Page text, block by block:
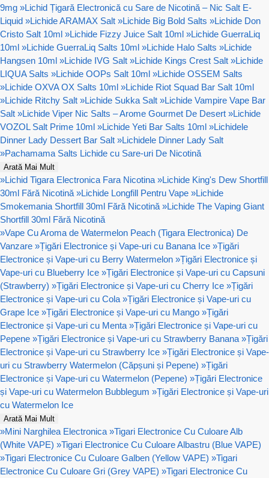
9mg »Lichid Țigară Electronică cu Sare de Nicotină – Nic Salt E-
Liquid »Lichide ARAMAX Salt »Lichide Big Bold Salts »Lichide Don
Cristo Salt 10ml »Lichide Fizzy Juice Salt 10ml »Lichide GuerraLiq
10ml »Lichide GuerraLiq Salts 10ml »Lichide Halo Salts »Lichide
Hangsen 10ml »Lichide IVG Salt »Lichide Kings Crest Salt »Lichide
LIQUA Salts »Lichide OOPs Salt 10ml »Lichide OSSEM Salts
»Lichide OXVA OX Salts 10ml »Lichide Riot Squad Bar Salt 10ml
»Lichide Ritchy Salt »Lichide Sukka Salt »Lichide Vampire Vape Bar
Salt »Lichide Viper Nic Salts – Arome Gourmet De Desert »Lichide
VOZOL Salt Prime 10ml »Lichide Yeti Bar Salts 10ml »Lichidele
Dinner Lady Dessert Bar Salt »Lichidele Dinner Lady Salt
»Pachamama Salts Lichide cu Sare-uri De Nicotină
Arată Mai Mult
»Lichid Tigara Electronica Fara Nicotina »Lichide King's Dew Shortfill
30ml Fără Nicotină »Lichide Longfill Pentru Vape »Lichide
Smokemania Shortfill 30ml Fără Nicotină »Lichide The Vaping Giant
Shortfill 30ml Fără Nicotină
»Vape Cu Aroma de Watermelon Peach (Tigara Electronica) De
Vanzare »Țigări Electronice și Vape-uri cu Banana Ice »Țigări
Electronice și Vape-uri cu Berry Watermelon »Țigări Electronice și
Vape-uri cu Blueberry Ice »Țigări Electronice și Vape-uri cu Capsuni
(Strawberry) »Țigări Electronice și Vape-uri cu Cherry Ice »Țigări
Electronice și Vape-uri cu Cola »Țigări Electronice și Vape-uri cu
Grape Ice »Țigări Electronice și Vape-uri cu Mango »Țigări
Electronice și Vape-uri cu Menta »Țigări Electronice și Vape-uri cu
Pepene »Țigări Electronice și Vape-uri cu Strawberry Banana »Țigări
Electronice și Vape-uri cu Strawberry Ice »Țigări Electronice și Vape-
uri cu Strawberry Watermelon (Căpșuni și Pepene) »Țigări
Electronice și Vape-uri cu Watermelon (Pepene) »Țigări Electronice
și Vape-uri cu Watermelon Bubblegum »Țigări Electronice și Vape-uri
cu Watermelon Ice
Arată Mai Mult
»Mini Narghilea Electronica »Tigari Electronice Cu Culoare Alb
(White VAPE) »Tigari Electronice Cu Culoare Albastru (Blue VAPE)
»Tigari Electronice Cu Culoare Galben (Yellow VAPE) »Tigari
Electronice Cu Culoare Gri (Grey VAPE) »Tigari Electronice Cu